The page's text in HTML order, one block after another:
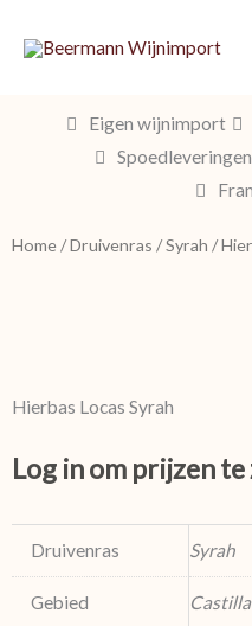
naar
Eigen wijnimport
Home/Druivenras /Syrah /
Hierbas Locas Syrah
Log in om prijzen te
Druivenras Syrah
Gebied